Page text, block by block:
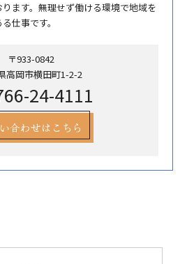
ます。無理せず働ける環境で地域を
仕事です。
〒933-0842
高岡市横田町1-2-2
24-4111
合わせはこちら